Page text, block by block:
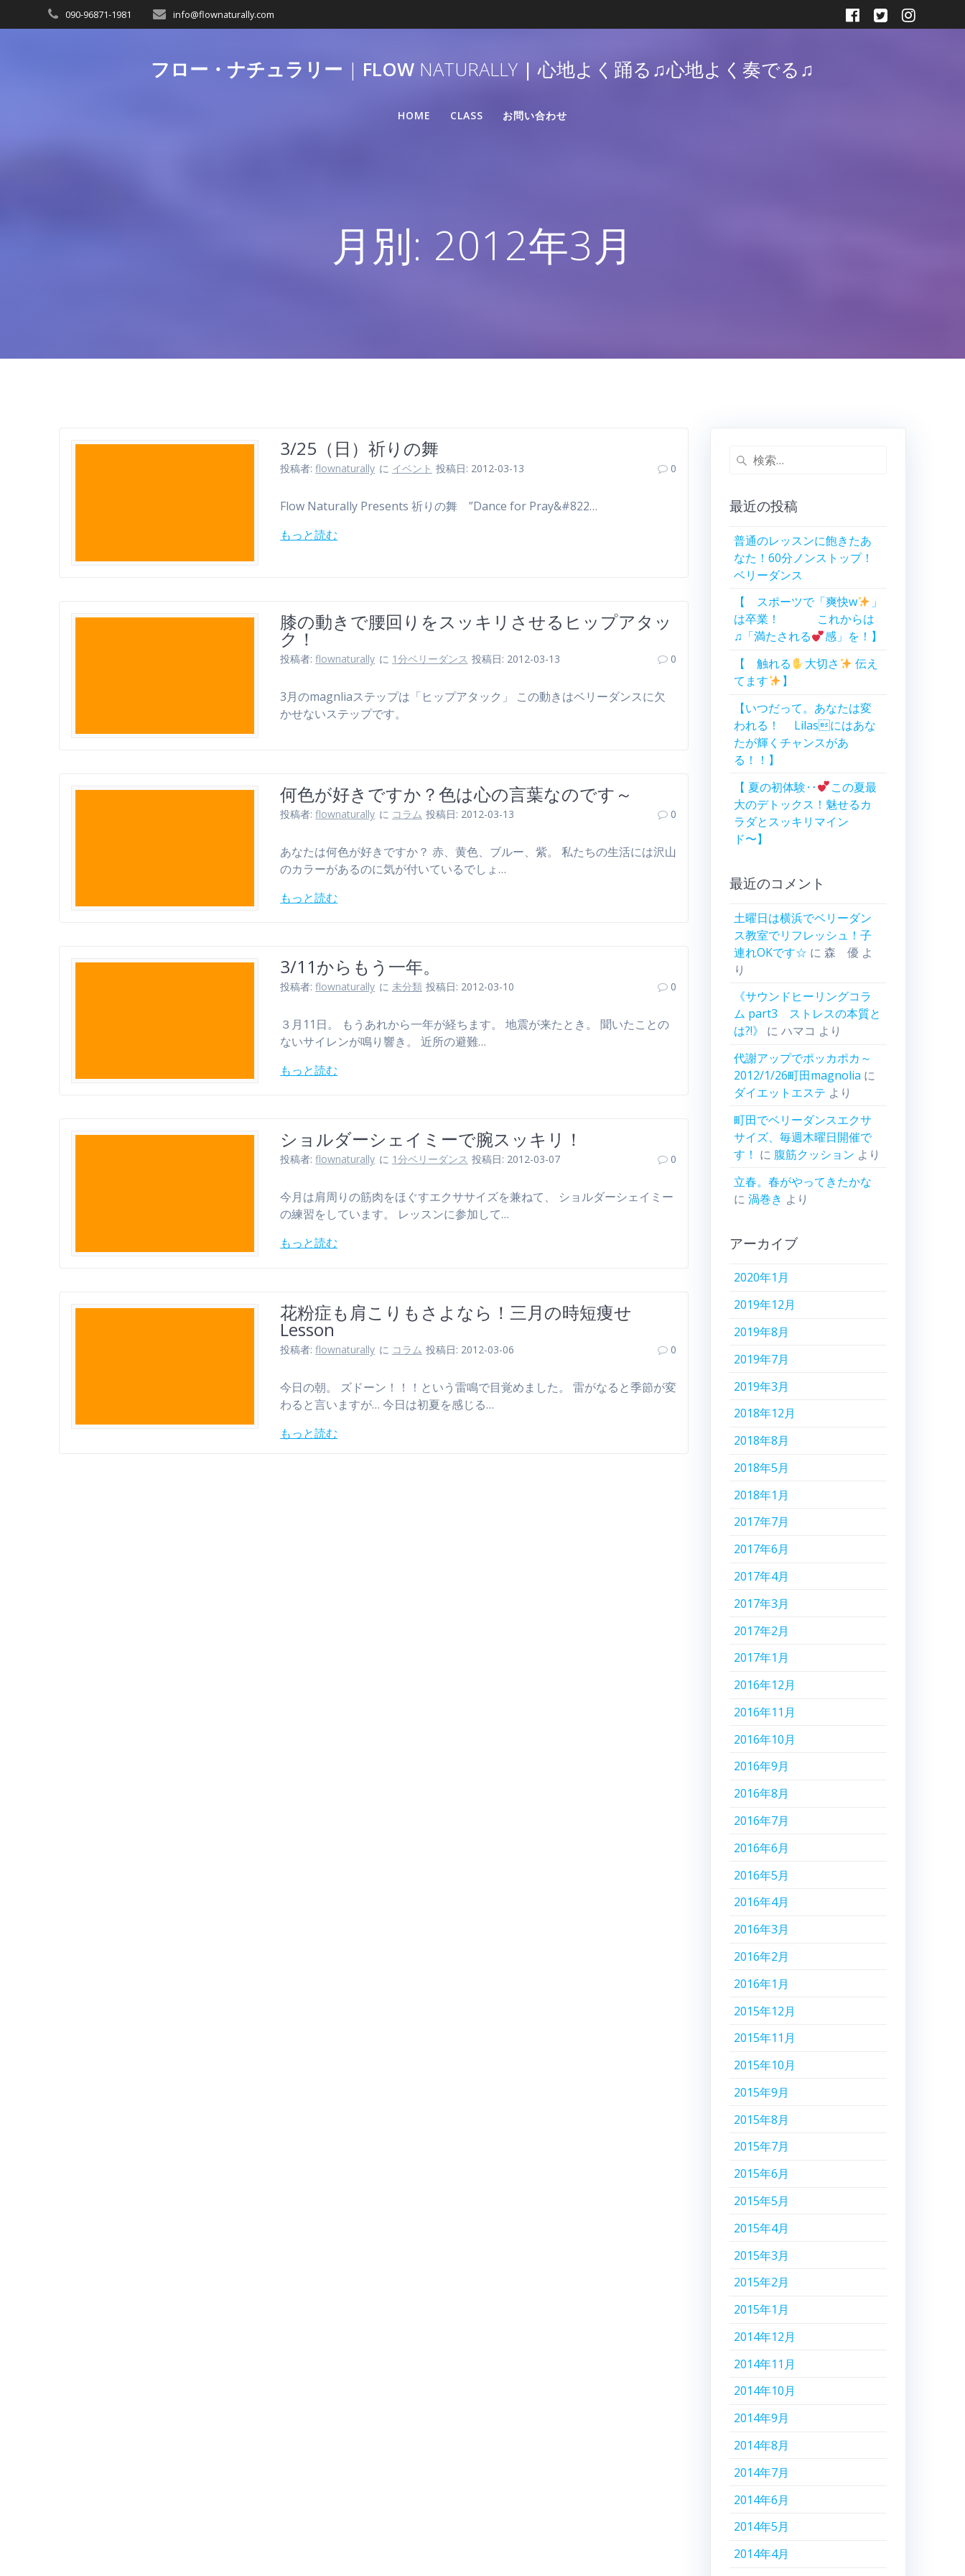
090-96871-1981 info@flownaturally.com
フロー・ナチュラリー | FLOW NATURALLY | 心地よく踊る♫心地よく奏でる♫
HOME CLASS お問い合わせ
月別: 2012年3月
3/25（日）祈りの舞
投稿者:flownaturally に イベント 投稿日: 2012-03-13 0
Flow Naturally Presents 祈りの舞 ”Dance for Pray&#822…
もっと読む
膝の動きで腰回りをスッキリさせるヒップアタッ
ク！
投稿者:flownaturally に 1分ベリーダンス 投稿日: 2012-03-13 0
3月のmagnliaステップは「ヒップアタック」 この動きはベリーダンスに欠
かせないステップです。
何色が好きですか？色は心の言葉なのです～
投稿者:flownaturally に コラム 投稿日: 2012-03-13 0
あなたは何色が好きですか？ 赤、黄色、ブルー、紫。 私たちの生活には沢山
のカラーがあるのに気が付いているでしょ…
もっと読む
3/11からもう一年。
投稿者:flownaturally に 未分類 投稿日: 2012-03-10 0
３月11日。 もうあれから一年が経ちます。 地震が来たとき。 聞いたことの
ないサイレンが鳴り響き。 近所の避難…
もっと読む
ショルダーシェイミーで腕スッキリ！
投稿者:flownaturally に 1分ベリーダンス 投稿日: 2012-03-07 0
今月は肩周りの筋肉をほぐすエクササイズを兼ねて、 ショルダーシェイミー
の練習をしています。 レッスンに参加して…
もっと読む
花粉症も肩こりもさよなら！三月の時短痩せ
Lesson
投稿者:flownaturally に コラム 投稿日: 2012-03-06 0
今日の朝。 ズドーン！！！という雷鳴で目覚めました。 雷がなると季節が変
わると言いますが… 今日は初夏を感じる…
もっと読む
検
最近の投稿
普通のレッスンに飽きたあ
なた！60分ノンストップ！
ベリーダンス
【 スポーツで「爽快w
」
は卒業！ これからは
♫「満たされる
感」を！】
【 触れる
大切さ
伝え
てます
】
【いつだって。あなたは変
われる！ Lilasにはあな
たが輝くチャンスがあ
る！！】
【 夏の初体験‥
この夏最
大のデトックス！魅せるカ
ラダとスッキリマイン
ド〜】
最近のコメント
土曜日は横浜でベリーダン
ス教室でリフレッシュ！子
連れOKです☆ に森 優 よ
り
《サウンドヒーリングコラ
ム part3 ストレスの本質と
は?!》
にハマコ より
代謝アップでポッカポカ～
2012/1/26町田magnolia に
ダイエットエステ より
町田でベリーダンスエクサ
サイズ、毎週木曜日開催で
す！ に 腹筋クッション より
立春。春がやってきたかな
に渦巻き より
アーカイブ
2020年1月
2019年12月
2019年8月
2019年7月
2019年3月
2018年12月
2018年8月
2018年5月
2018年1月
2017年7月
2017年6月
2017年4月
2017年3月
2017年2月
2017年1月
2016年12月
2016年11月
2016年10月
2016年9月
2016年8月
2016年7月
2016年6月
2016年5月
2016年4月
2016年3月
2016年2月
2016年1月
2015年12月
2015年11月
2015年10月
2015年9月
2015年8月
2015年7月
2015年6月
2015年5月
2015年4月
2015年3月
2015年2月
2015年1月
2014年12月
2014年11月
2014年10月
2014年9月
2014年8月
2014年7月
2014年6月
2014年5月
2014年4月